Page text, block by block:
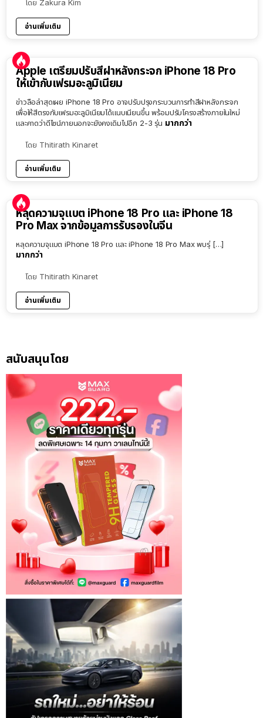
โดย Zakura Kim
อ่านเพิ่มเติม
Apple เตรียมปรับสีฝาหลังกระจก iPhone 18 Pro
ให้เข้ากับเฟรมอะลูมิเนียม
ข่าวลือล่าสุดเผย iPhone 18 Pro อาจปรับปรุงกระบวนการทำสีฝาหลังกระจก
เพื่อให้สีตรงกับเฟรมอะลูมิเนียมได้แนบเนียนขึ้น พร้อมปรับโครงสร้างภายในใหม่
และคาดว่าดีไซน์ภายนอกจะยังคงเดิมไปอีก 2-3 รุ่น มากกว่า
โดย Thitirath Kinaret
อ่านเพิ่มเติม
หลุดความจุแบต iPhone 18 Pro และ iPhone 18
Pro Max จากข้อมูลการรับรองในจีน
หลุดความจุแบต iPhone 18 Pro และ iPhone 18 Pro Max พบรุ่ […]
มากกว่า
โดย Thitirath Kinaret
อ่านเพิ่มเติม
สนับสนุนโดย